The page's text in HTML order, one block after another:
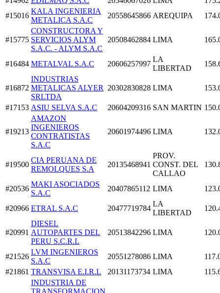
#15016
KALA INGENIERIA
METALICA S.A.C
20558645866 AREQUIPA
#15775
CONSTRUCTORA Y
SERVICIOS ALYM
S.A.C. - ALYM S.A.C
20508462884 LIMA
#16484 METALVAL S.A.C 20606257997
LA
LIBERTAD
#16872
INDUSTRIAS
METALICAS ALYER
SRLTDA
20302830828 LIMA
#17153 ASIU SELVA S.A.C 20604209316 SAN MARTIN
#19213
AMAZON
INGENIEROS
CONTRATISTAS
S.A.C
20601974496 LIMA
#19500
CIA PERUANA DE
REMOLQUES S.A
20135468941
PROV.
CONST. DEL
CALLAO
#20536
MAKI ASOCIADOS
S.A.C
20407865112 LIMA
#20966 ETRAL S.A.C 20477719784
LA
LIBERTAD
#20991
DIESEL
AUTOPARTES DEL
PERU S.C.R.L
20513842296 LIMA
#21526
LVM INGENIEROS
S.A.C
20551278086 LIMA
#21861 TRANSVISA E.I.R.L 20131173734 LIMA
INDUSTRIA DE